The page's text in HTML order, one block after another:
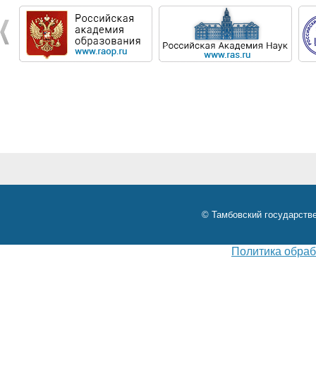
© Тамбовский
Политика